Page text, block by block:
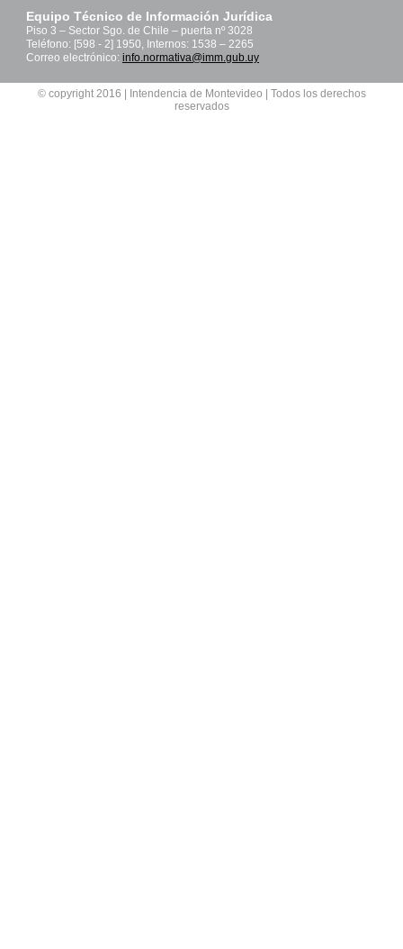
Equipo Técnico de Información Jurídica
Piso 3 – Sector Sgo. de Chile – puerta nº 3028
Teléfono: [598 - 2] 1950, Internos: 1538 – 2265
Correo electrónico: info.normativa@imm.gub.uy
© copyright 2016 | Intendencia de Montevideo | Todos los derechos
reservados